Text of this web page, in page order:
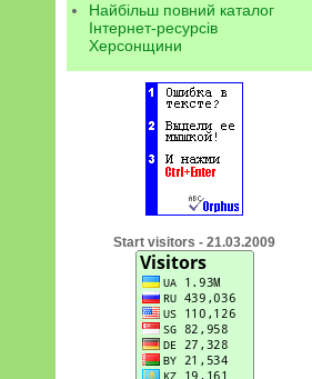
Найбільш повний каталог
Інтернет-ресурсів
Херсонщини
Start visitors - 21.03.2009